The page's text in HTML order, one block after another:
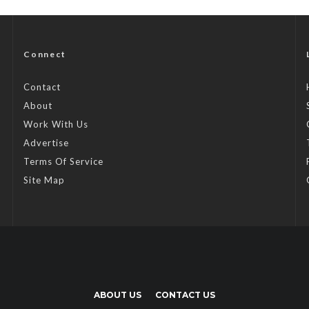
Connect
Contact
About
Work With Us
Advertise
Terms Of Service
Site Map
ABOUT US CONTACT US